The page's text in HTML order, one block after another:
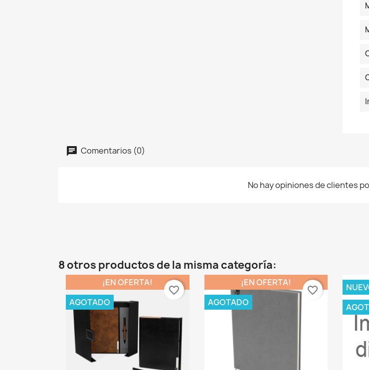
Comentarios (0)
No hay opiniones de clientes
8 otros productos de la misma categoría:
¡EN OFERTA!
AGOTADO
favorite_border
¡EN OFERTA!
AGOTADO
favorite_border